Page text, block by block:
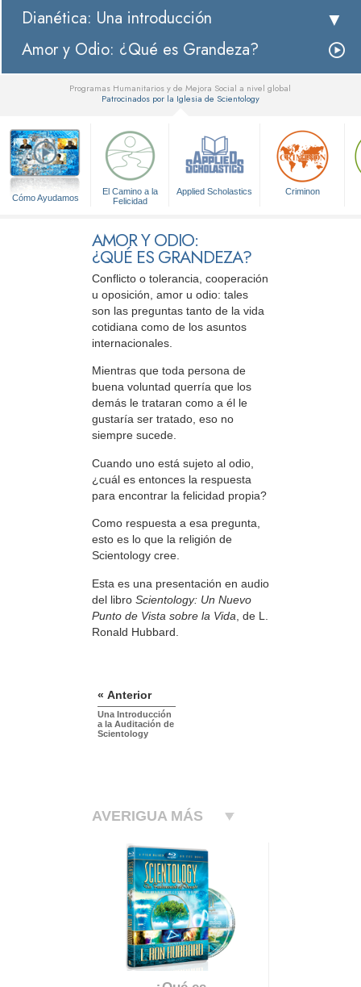
Dianética: Una introducción
Amor y Odio: ¿Qué es Grandeza?
Programas Humanitarios y de Mejora Social a nivel global
Patrocinados por la Iglesia de Scientology
Cómo Ayudamos
El Camino a la
Felicidad
Applied Scholastics Criminon
AMOR Y ODIO:
¿QUÉ ES GRANDEZA?
Conflicto o tolerancia, cooperación
u oposición, amor u odio: tales
son las preguntas tanto de la vida
cotidiana como de los asuntos
internacionales.
Mientras que toda persona de
buena voluntad querría que los
demás le trataran como a él le
gustaría ser tratado, eso no
siempre sucede.
Cuando uno está sujeto al odio,
¿cuál es entonces la respuesta
para encontrar la felicidad propia?
Como respuesta a esa pregunta,
esto es lo que la religión de
Scientology cree.
Esta es una presentación en audio
del libro Scientology: Un Nuevo
Punto de Vista sobre la Vida , de L.
Ronald Hubbard.
« Anterior
Una Introducción
a la Auditación de
Scientology
AVERIGUA MÁS